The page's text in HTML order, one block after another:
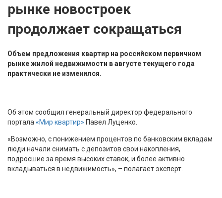
рынке новостроек
продолжает сокращаться
Объем предложения квартир на российском первичном
рынке жилой недвижимости в августе текущего года
практически не изменился.
Об этом сообщил генеральный директор федерального
портала «Мир квартир» Павел Луценко.
«Возможно, с понижением процентов по банковским вкладам
люди начали снимать с депозитов свои накопления,
подросшие за время высоких ставок, и более активно
вкладываться в недвижимость», – полагает эксперт.